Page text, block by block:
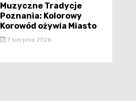
Muzyczne Tradycje
Poznania: Kolorowy
Korowód ożywia Miasto
7 sierpnia 2026